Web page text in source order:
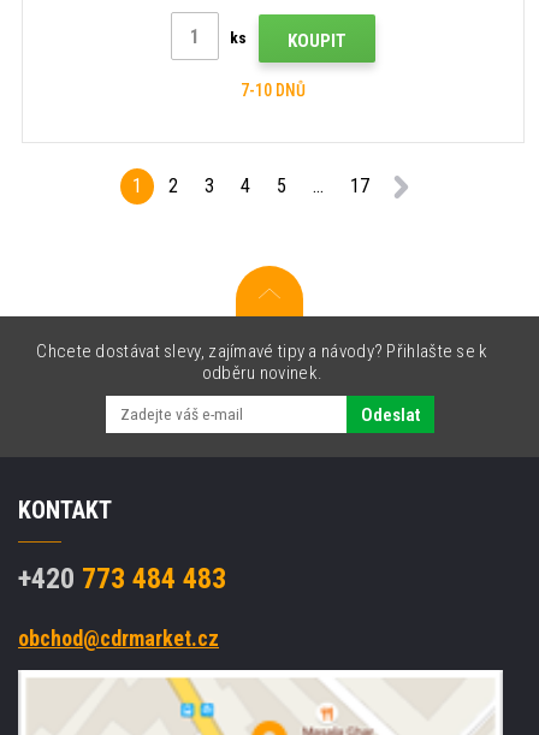
ks KOUPIT
7-10 DNŮ
1 2 3 4 5 ... 17
Chcete dostávat slevy, zajímavé tipy a návody? Přihlašte se k
odběru novinek.
Odeslat
KONTAKT
+420 773 484 483
obchod@cdrmarket.cz